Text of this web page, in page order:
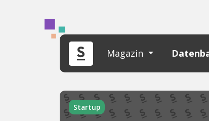
Magazin
Startup